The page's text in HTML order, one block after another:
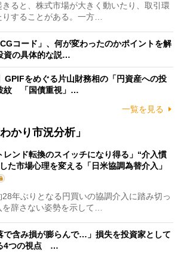
ると、株式市場が大きく動いたり、取引環
することがある。一方…
コード」、何が変わったのかポイントを解
の具体的な説…
GPIFをめぐる片山財務相の「円資産への投
紋 「国債重視」…
一覧を見る
かり市況分析」
レンド転換のスイッチになり得る」“介入慣
た市場心理を変える「日米協調為替介入」
年ぶりとなる円買いの協調介入に踏み切っ
辞さない姿勢を示して…
で含み損が膨らんで…」損失を投資家として
4つの視点 …